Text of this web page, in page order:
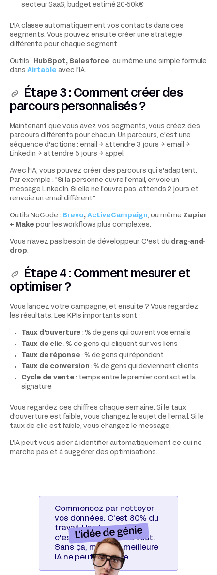
secteur SaaS, budget estimé 20-50k€
L'IA classe automatiquement vos contacts dans ces
segments. Vous pouvez ensuite créer une stratégie
différente pour chaque segment.
Outils : HubSpot, Salesforce, ou même une simple formule
dans Airtable avec l'IA.
Étape 3 : Comment créer des
parcours personnalisés ?
Maintenant que vous avez vos segments, vous créez des
parcours différents pour chacun. Un parcours, c'est une
séquence d'actions : email → attendre 3 jours → email →
LinkedIn → attendre 5 jours → appel.
Avec l'IA, vous pouvez créer des parcours qui s'adaptent.
Par exemple : "Si la personne ouvre l'email, envoie un
message LinkedIn. Si elle ne l'ouvre pas, attends 2 jours et
renvoie un email différent."
Outils NoCode : Brevo, ActiveCampaign, ou même Zapier
+ Make pour les workflows plus complexes.
Vous n'avez pas besoin de développeur. C'est du drag-and-
drop.
Étape 4 : Comment mesurer et
optimiser ?
Vous lancez votre campagne, et ensuite ? Vous regardez
les résultats. Les KPIs importants sont :
Taux d'ouverture : % de gens qui ouvrent vos emails
Taux de clic : % de gens qui cliquent sur vos liens
Taux de réponse : % de gens qui répondent
Taux de conversion : % de gens qui deviennent clients
Cycle de vente : temps entre le premier contact et la
signature
Vous regardez ces chiffres chaque semaine. Si le taux
d'ouverture est faible, vous changez le sujet de l'email. Si le
taux de clic est faible, vous changez le message.
L'IA peut vous aider à identifier automatiquement ce qui ne
marche pas et à suggérer des optimisations.
Commencez par nettoyer
vos données. C'est 80% du
travail. Une base propre,
c'est la fondation de tout.
Sans ça, même la meilleure
IA ne peut rien faire.
L'idée de génie